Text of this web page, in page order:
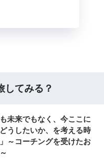
してみる？
も未来でもなく、今ここに
うしたいか、を考える時
～コーチングを受けたお